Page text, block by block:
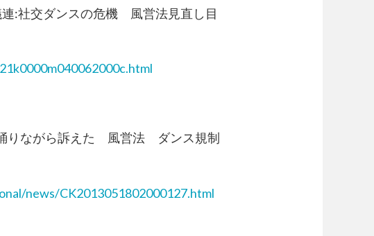
:社交ダンスの危機 風営法見直し目
りながら訴えた 風営法 ダンス規制
news/CK2013051802000127.html